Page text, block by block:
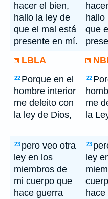
hacer el bien,
hallo la ley de
que el mal está
presente en mí.
hallo
que
LBLA
22 Porque en el
hombre interior
me deleito con
la ley de Dios,
22
me
la
23 pero veo otra
ley en los
miembros de
mi cuerpo que
hace guerra
23
ley